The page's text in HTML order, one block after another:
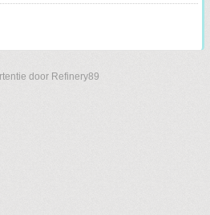
door Refinery89